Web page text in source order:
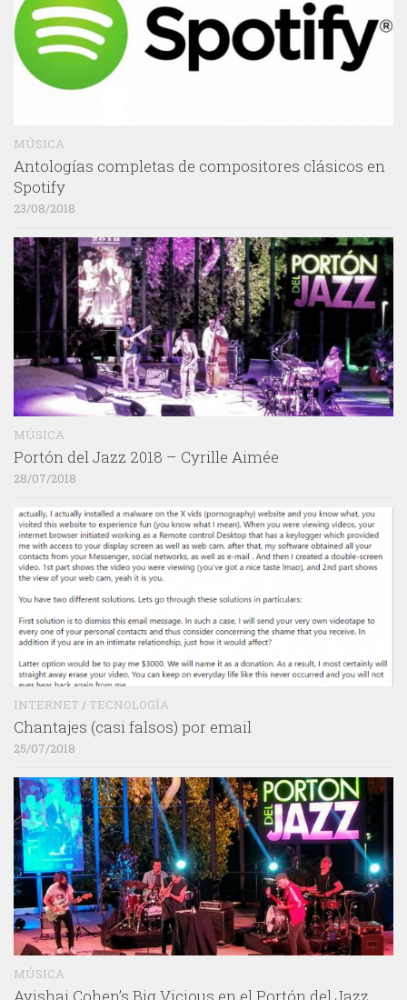
MÚSICA
Antologías completas de compositores clásicos en
Spotify
23/08/2018
MÚSICA
Portón del Jazz 2018 – Cyrille Aimée
28/07/2018
INTERNET / TECNOLOGÍA
Chantajes (casi falsos) por email
25/07/2018
MÚSICA